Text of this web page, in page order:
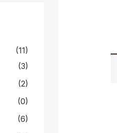
(11)
(3)
(2)
(0)
(6)